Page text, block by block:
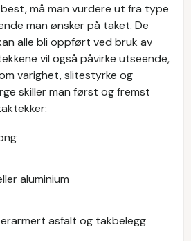
må man vurdere ut fra type
man ønsker på taket. De
alle bli oppført ved bruk av
vil også påvirke utseende,
varighet, slitestyrke og
skiller man først og fremst
aluminium
asfalt og takbelegg